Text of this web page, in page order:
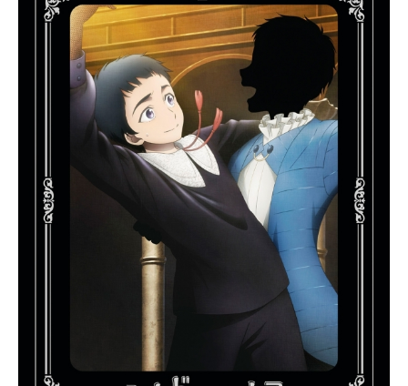
劇団！ひょんなことからその劇団を
立て直す事になったあなたは、劇団
の主宰兼『総監督』を任されること
になって―…？作品名A3!スケジュー
ル2017年1月27日（金）～配信キャ
スト【春組】佐久間咲也：酒井広大
碓氷真澄：白井悠介皆木綴：西山宏
太朗茅ヶ崎至：浅沼晋太郎シトロ
ン：五十嵐雅卯木千景：羽多野渉
【夏組】皇天馬：江口拓也瑠璃川
幸：土岐隼一向坂椋：山谷祥生斑鳩
三角：廣瀬大介三好一成：赤澤燈兵
頭九門：畠中祐【秋組】摂津万里：
沢城千春兵頭十座：武内駿輔七尾太
一：濱健人伏見臣：熊谷健太郎古市
左京：帆世雄一泉田莇：小西成弥
【冬組】月岡紬：田丸篤志高遠丞：
佐藤拓也御影密：寺島惇太有栖川
誉：豊永利行雪白東：柿原徹也ガ